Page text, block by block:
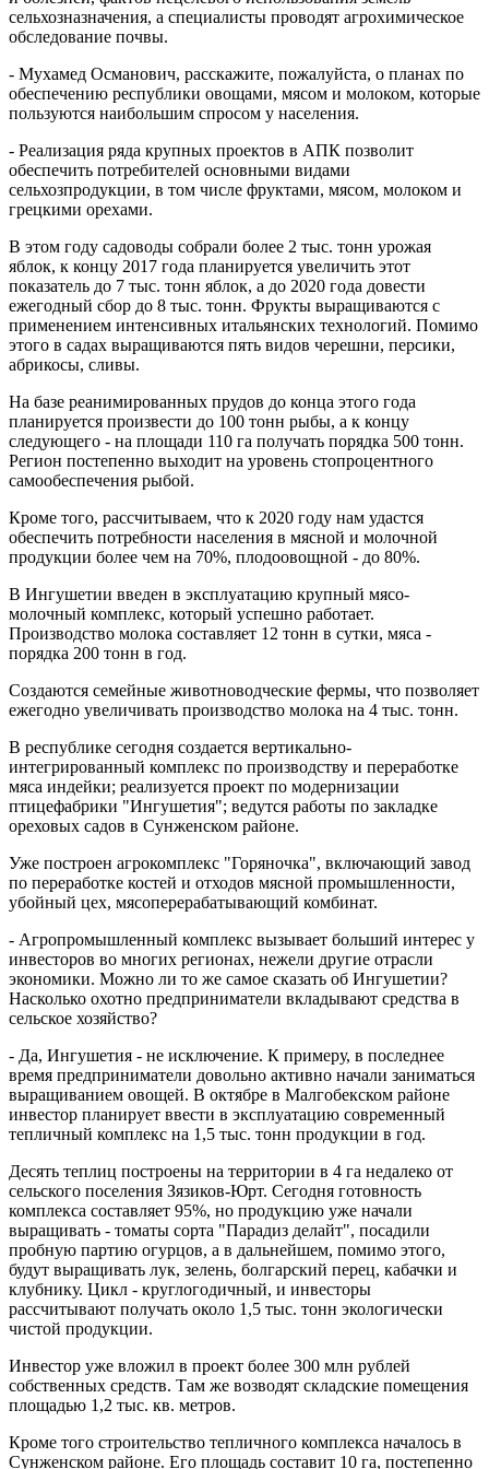
сельхозназначения, а специалисты проводят агрохимическое
обследование почвы.
- Мухамед Османович, расскажите, пожалуйста, о планах по
обеспечению республики овощами, мясом и молоком, которые
пользуются наибольшим спросом у населения.
- Реализация ряда крупных проектов в АПК позволит
обеспечить потребителей основными видами
сельхозпродукции, в том числе фруктами, мясом, молоком и
грецкими орехами.
В этом году садоводы собрали более 2 тыс. тонн урожая
яблок, к концу 2017 года планируется увеличить этот
показатель до 7 тыс. тонн яблок, а до 2020 года довести
ежегодный сбор до 8 тыс. тонн. Фрукты выращиваются с
применением интенсивных итальянских технологий. Помимо
этого в садах выращиваются пять видов черешни, персики,
абрикосы, сливы.
На базе реанимированных прудов до конца этого года
планируется произвести до 100 тонн рыбы, а к концу
следующего - на площади 110 га получать порядка 500 тонн.
Регион постепенно выходит на уровень стопроцентного
самообеспечения рыбой.
Кроме того, рассчитываем, что к 2020 году нам удастся
обеспечить потребности населения в мясной и молочной
продукции более чем на 70%, плодоовощной - до 80%.
В Ингушетии введен в эксплуатацию крупный мясо-
молочный комплекс, который успешно работает.
Производство молока составляет 12 тонн в сутки, мяса -
порядка 200 тонн в год.
Создаются семейные животноводческие фермы, что позволяет
ежегодно увеличивать производство молока на 4 тыс. тонн.
В республике сегодня создается вертикально-
интегрированный комплекс по производству и переработке
мяса индейки; реализуется проект по модернизации
птицефабрики "Ингушетия"; ведутся работы по закладке
ореховых садов в Сунженском районе.
Уже построен агрокомплекс "Горяночка", включающий завод
по переработке костей и отходов мясной промышленности,
убойный цех, мясоперерабатывающий комбинат.
- Агропромышленный комплекс вызывает больший интерес у
инвесторов во многих регионах, нежели другие отрасли
экономики. Можно ли то же самое сказать об Ингушетии?
Насколько охотно предприниматели вкладывают средства в
сельское хозяйство?
- Да, Ингушетия - не исключение. К примеру, в последнее
время предприниматели довольно активно начали заниматься
выращиванием овощей. В октябре в Малгобекском районе
инвестор планирует ввести в эксплуатацию современный
тепличный комплекс на 1,5 тыс. тонн продукции в год.
Десять теплиц построены на территории в 4 га недалеко от
сельского поселения Зязиков-Юрт. Сегодня готовность
комплекса составляет 95%, но продукцию уже начали
выращивать - томаты сорта "Парадиз делайт", посадили
пробную партию огурцов, а в дальнейшем, помимо этого,
будут выращивать лук, зелень, болгарский перец, кабачки и
клубнику. Цикл - круглогодичный, и инвесторы
рассчитывают получать около 1,5 тыс. тонн экологически
чистой продукции.
Инвестор уже вложил в проект более 300 млн рублей
собственных средств. Там же возводят складские помещения
площадью 1,2 тыс. кв. метров.
Кроме того строительство тепличного комплекса началось в
Сунженском районе. Его площадь составит 10 га, постепенно